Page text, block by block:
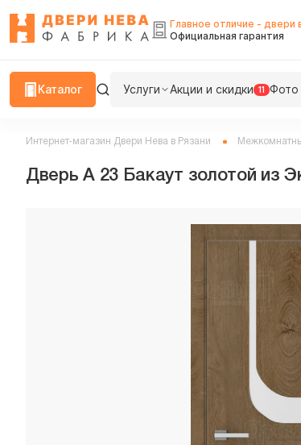
Главное отличие - двери
Официальная гарантия
Каталог Услуги Акции и скидки 11 Фото
Интернет-магазин Двери Нева в Рязани
Дверь A 23 Бакаут золотой из